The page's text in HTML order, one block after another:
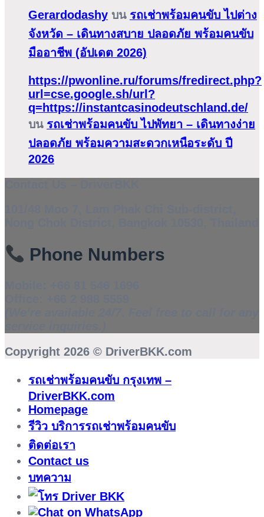
Gerardodashy บน รถเช่าพร้อมคนขับ ไปต่าง
จังหวัด – เดินทางสบาย ปลอดภัย พร้อมคนขับ
มืออาชีพ (อัปเดต 2026)
https://pwonline.ru/forums/fredirect.php?
url=cse.google.sh/url?
q=https://instantcasinodeutschland.de/
บน รถเช่าพร้อมคนขับ ไปพัทยา – เดินทางง่าย
ปลอดภัย พร้อมความสะดวกเหนือระดับ ปี
2026
Phone Numbers
Copyright 2026 © DriverBKK.com
รถเช่าพร้อมคนขับ กรุงเทพ –
DriverBKK.com
Homepage
รีวิว บริการรถเช่าพร้อมคนขับ
ติดต่อเรา
Contact us
บทความ